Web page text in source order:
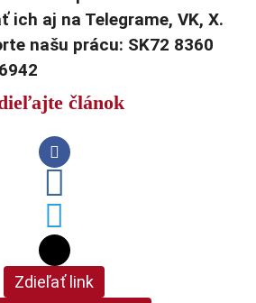
ich aj na Telegrame, VK, X.
našu prácu: SK72 8360
článok
Zdieľať link